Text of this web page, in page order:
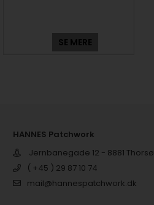
SE MERE
HANNES Patchwork
Jernbanegade 12 - 8881 Thorsø
( +45 ) 29 87 10 74
mail@hannespatchwork.dk